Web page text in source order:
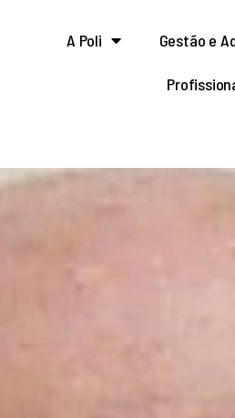
A Poli Gestão e